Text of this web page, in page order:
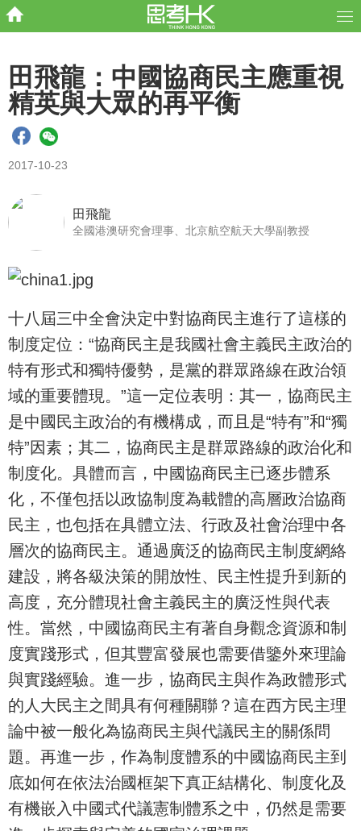
田飛龍：中國協商民主應重視
精英與大眾的再平衡
2017-10-23
田飛龍
全國港澳研究會理事、北京航空航天大學副教授
十八屆三中全會決定中對協商民主進行了這樣的
制度定位：“協商民主是我國社會主義民主政治的
特有形式和獨特優勢，是黨的群眾路線在政治領
域的重要體現。”這一定位表明：其一，協商民主
是中國民主政治的有機構成，而且是“特有”和“獨
特”因素；其二，協商民主是群眾路線的政治化和
制度化。具體而言，中國協商民主已逐步體系
化，不僅包括以政協制度為載體的高層政治協商
民主，也包括在具體立法、行政及社會治理中各
層次的協商民主。通過廣泛的協商民主制度網絡
建設，將各級決策的開放性、民主性提升到新的
高度，充分體現社會主義民主的廣泛性與代表
性。當然，中國協商民主有著自身觀念資源和制
度實踐形式，但其豐富發展也需要借鑒外來理論
與實踐經驗。進一步，協商民主與作為政體形式
的人大民主之間具有何種關聯？這在西方民主理
論中被一般化為協商民主與代議民主的關係問
題。再進一步，作為制度體系的中國協商民主到
底如何在依法治國框架下真正結構化、制度化及
有機嵌入中國式代議憲制體系之中，仍然是需要